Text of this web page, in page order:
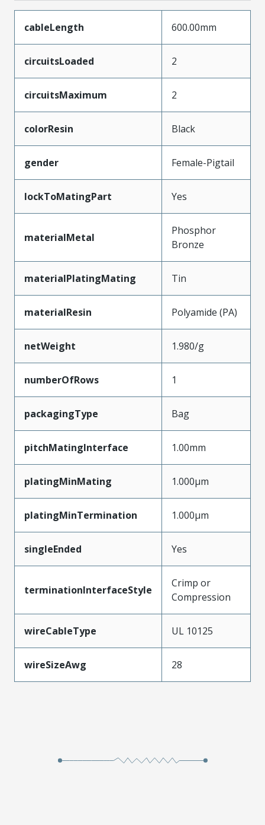
cableLength 600.00mm
circuitsLoaded 2
circuitsMaximum 2
colorResin Black
gender Female-Pigtail
lockToMatingPart Yes
materialMetal
Phosphor
Bronze
materialPlatingMating Tin
materialResin Polyamide (PA)
netWeight 1.980/g
numberOfRows 1
packagingType Bag
pitchMatingInterface 1.00mm
platingMinMating 1.000µm
platingMinTermination 1.000µm
singleEnded Yes
terminationInterfaceStyle
Crimp or
Compression
wireCableType UL 10125
wireSizeAwg 28